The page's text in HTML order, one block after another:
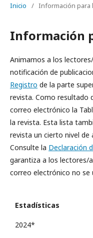
Inicio / Información para
Información
Animamos a los
notificación de
Registro de la parte
revista. Como resultado
correo electrónico la
la revista. Esta lista
revista un cierto nivel
Consulte la Declaración
garantiza a los lectores/
correo electrónico no se
Estadísticas
2024*